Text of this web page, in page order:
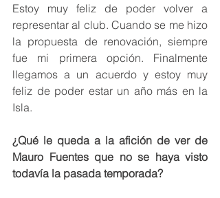
Estoy muy feliz de poder volver a
representar al club. Cuando se me hizo
la propuesta de renovación, siempre
fue mi primera opción. Finalmente
llegamos a un acuerdo y estoy muy
feliz de poder estar un año más en la
Isla.
¿Qué le queda a la afición de ver de
Mauro Fuentes que no se haya visto
todavía la pasada temporada?